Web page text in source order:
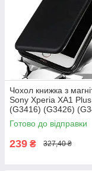
Чохол книжка з
Sony Xperia XA1
(G3416) (G3426)
(G3423)
Готово до відправки
239 ₴ 327,40 ₴